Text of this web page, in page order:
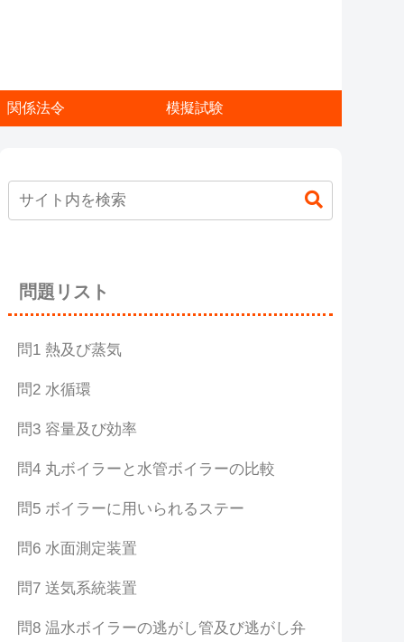
関係法令 模擬試験
問題リスト
問1 熱及び蒸気
問2 水循環
問3 容量及び効率
問4 丸ボイラーと水管ボイラーの比較
問5 ボイラーに用いられるステー
問6 水面測定装置
問7 送気系統装置
問8 温水ボイラーの逃がし管及び逃がし弁